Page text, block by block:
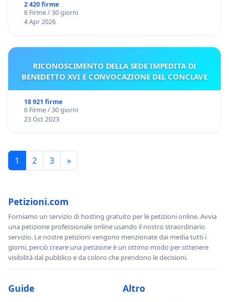
2 420 firme
6 Firme / 30 giorni
4 Apr 2026
RICONOSCIMENTO DELLA SEDE IMPEDITA DI
BENEDETTO XVI E CONVOCAZIONE DEL CONCLAVE
18 921 firme
6 Firme / 30 giorni
23 Oct 2023
1 2 3 »
Petizioni.com
Forniamo un servizio di hosting gratuito per le petizioni online. Avvia
una petizione professionale online usando il nostro straordinario
servizio. Le nostre petizioni vengono menzionate dai media tutti i
giorni, perciò creare una petizione è un ottimo modo per ottenere
visibilità dal pubblico e da coloro che prendono le decisioni.
Guide Altro